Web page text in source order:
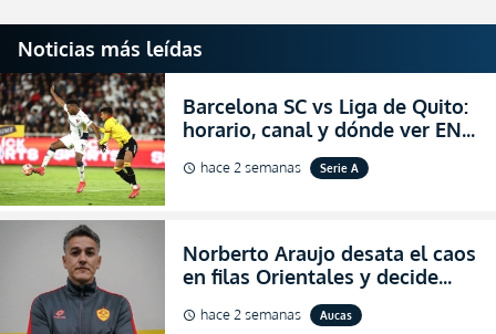
Noticias más leídas
Barcelona SC vs Liga de Quito:
horario, canal y dónde ver EN
VIVO la Fecha 22 de la LigaPro
2026
schedule hace 2 semanas Serie A
Norberto Araujo desata el caos
en filas Orientales y decide
abandonar la dirección técnica
de Aucas
schedule hace 2 semanas Aucas